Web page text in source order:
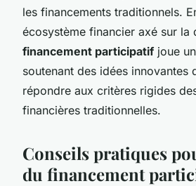
les financements traditionnels.
écosystème financier axé sur la
financement participatif joue
soutenant des idées innovantes
répondre aux critères rigides
financières traditionnelles.
Conseils pratiques
du financement